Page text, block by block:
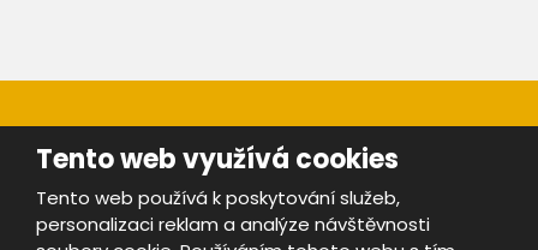
Mapa stránek |Bezpečnost a ochrana osobních údajů
Tento web využívá cookies
Tento web používá k poskytování služeb,
personalizaci reklam a analýze návštěvnosti